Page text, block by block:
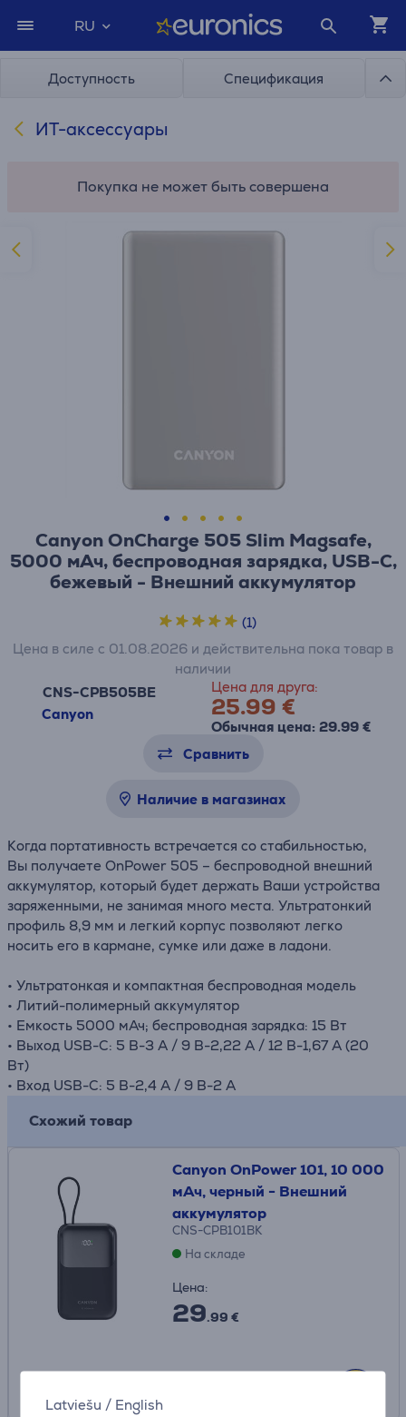
Latviešu / English
RU
Доступность Спецификация
ИТ-аксессуары
Покупка не может быть совершена
Canyon OnCharge 505 Slim Magsafe,
5000 мАч, беспроводная зарядка, USB-C,
бежевый - Внешний аккумулятор
CNS-CPB505BE
Canyon
Цена для друга:
25.99 €
Обычная цена: 29.99 €
Цена в силе с 01.08.2026 и действительна пока товар в
наличии
(1)
Сравнить
Наличие в магазинах
Когда портативность встречается со стабильностью,
Вы получаете OnPower 505 – беспроводной внешний
аккумулятор, который будет держать Ваши устройства
заряженными, не занимая много места. Ультратонкий
профиль 8,9 мм и легкий корпус позволяют легко
носить его в кармане, сумке или даже в ладони.
• Ультратонкая и компактная беспроводная модель
• Литий-полимерный аккумулятор
• Емкость 5000 мАч; беспроводная зарядка: 15 Вт
• Выход USB-C: 5 В-3 A / 9 В-2,22 A / 12 В-1,67 A (20
Вт)
• Вход USB-C: 5 В-2,4 A / 9 В-2 A
Схожий товар
Canyon OnPower 101, 10 000
мАч, черный - Внешний
аккумулятор
CNS-CPB101BK
На складе
Цена:
29.99 €